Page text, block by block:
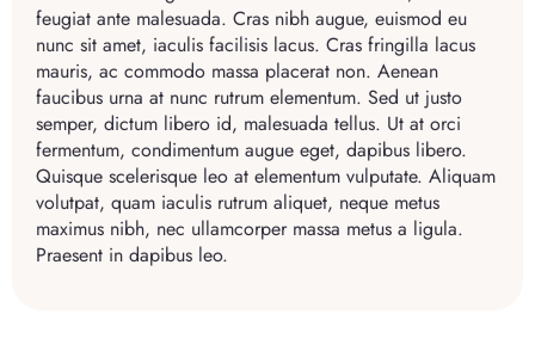
feugiat ante malesuada. Cras nibh augue, euismod eu
nunc sit amet, iaculis facilisis lacus. Cras fringilla lacus
mauris, ac commodo massa placerat non. Aenean
faucibus urna at nunc rutrum elementum. Sed ut justo
semper, dictum libero id, malesuada tellus. Ut at orci
fermentum, condimentum augue eget, dapibus libero.
Quisque scelerisque leo at elementum vulputate. Aliquam
volutpat, quam iaculis rutrum aliquet, neque metus
maximus nibh, nec ullamcorper massa metus a ligula.
Praesent in dapibus leo.